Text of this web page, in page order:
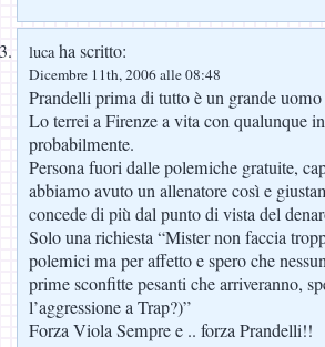
lucaha scritto:
Dicembre 11th, 2006 alle 08:48
Prandelli prima di tutto è un grande
Lo terrei a Firenze a vita con qualunque
probabilmente.
Persona fuori dalle polemiche gratuite,
abbiamo avuto un allenatore così e
concede di più dal punto di vista del
Solo una richiesta “Mister non faccia
polemici ma per affetto e spero che
prime sconfitte pesanti che arriveranno,
l’aggressione a Trap?)”
Forza Viola Sempre e .. forza Prandelli!!